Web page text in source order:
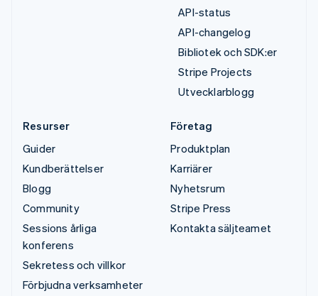
API-status
API-changelog
Bibliotek och SDK:er
Stripe Projects
Utvecklarblogg
Resurser
Guider
Kundberättelser
Blogg
Community
Sessions årliga
konferens
Sekretess och villkor
Förbjudna verksamheter
Företag
Produktplan
Karriärer
Nyhetsrum
Stripe Press
Kontakta säljteamet